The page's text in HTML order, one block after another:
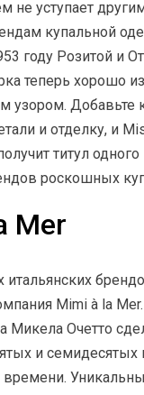
не уступает
купальной
году Розитой и
теперь хорошо
узором. Добавьте
и отделку, и
титул
роскошных
Mer
итальянских
Mimi à la
Микела Очетто
и семидесятых